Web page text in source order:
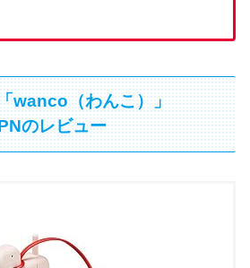
wanco（わんこ）」
のレビュー